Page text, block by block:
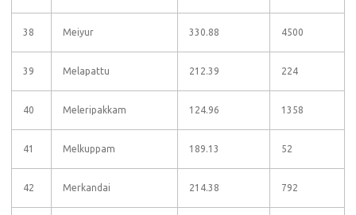
38 Meiyur 330.88 4500
39 Melapattu 212.39 224
40 Meleripakkam 124.96 1358
41 Melkuppam 189.13 52
42 Merkandai 214.38 792